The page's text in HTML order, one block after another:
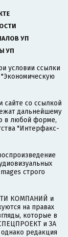
УП
УП
условии ссылки
со ссылкой
дальнейшему
в любой форме,
"Интерфакс-
строго
КОМПАНИЙ и
на правах
которые в
и ЗА
редакция